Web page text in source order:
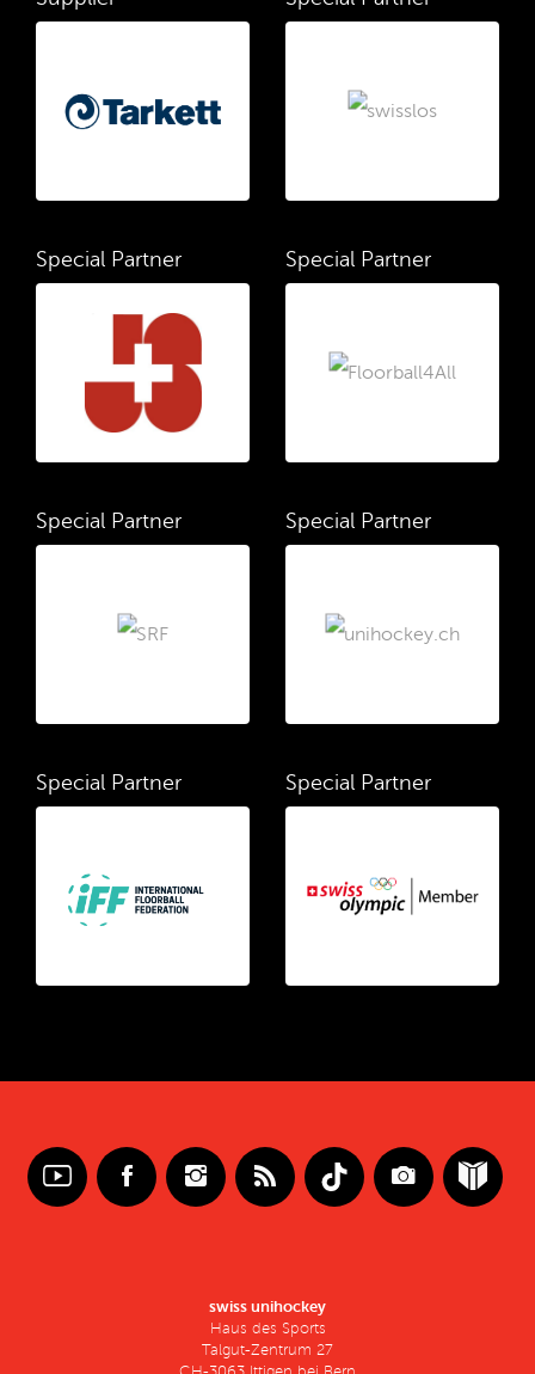
Special Partner Special Partner
Special Partner Special Partner
Special Partner Special Partner
swiss unihockey
Haus des Sports
Talgut-Zentrum 27